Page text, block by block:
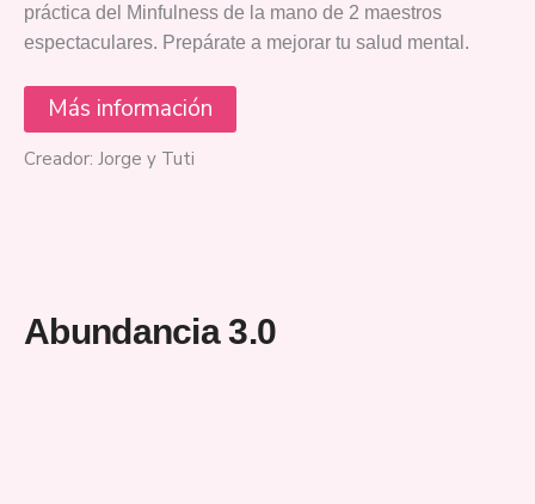
práctica del Minfulness de la mano de 2 maestros
espectaculares. Prepárate a mejorar tu salud mental.
Más información
Creador: Jorge y Tuti
Abundancia 3.0